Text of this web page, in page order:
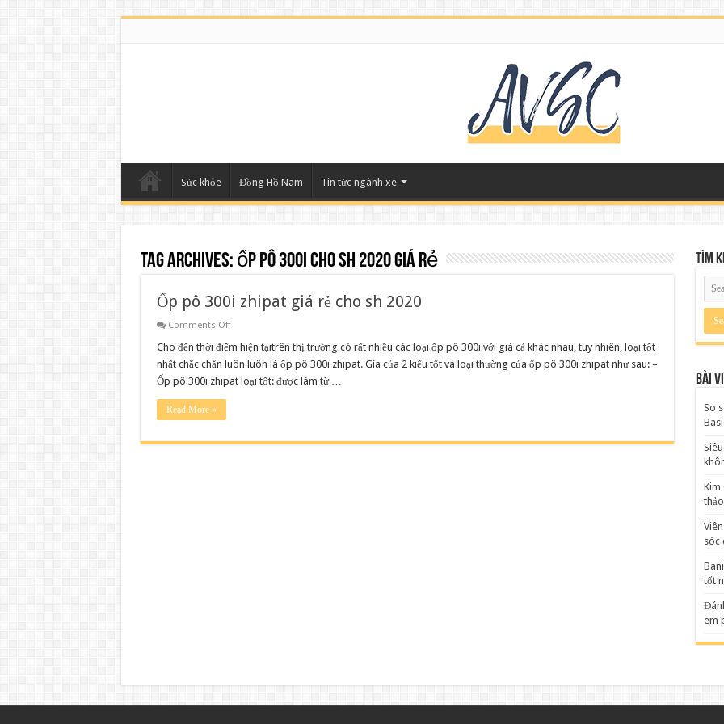
Sức khỏe Đồng Hồ Nam Tin tức ngành xe
Tag Archives: ốp pô 300i cho sh 2020 giá rẻ
Ốp pô 300i zhipat giá rẻ cho sh 2020
Comments Offon
pô
zhipat
giá
rẻ
Cho đến thời điểm hiện tạitrên thị trường có rất nhiều các loại ốp pô 300i với giá cả khác nhau, tuy nhiên, loại tốt
nhất chắc chắn luôn luôn là ốp pô 300i zhipat. Gía của 2 kiểu tốt và loại thường của ốp pô 300i zhipat như sau: –
Ốp pô 300i zhipat loại tốt: được làm từ …
Read More »
Tìm
Bài
So
Kim
sóc
tốt
em